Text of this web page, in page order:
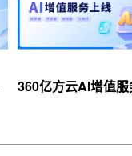
360亿方云AI增值服